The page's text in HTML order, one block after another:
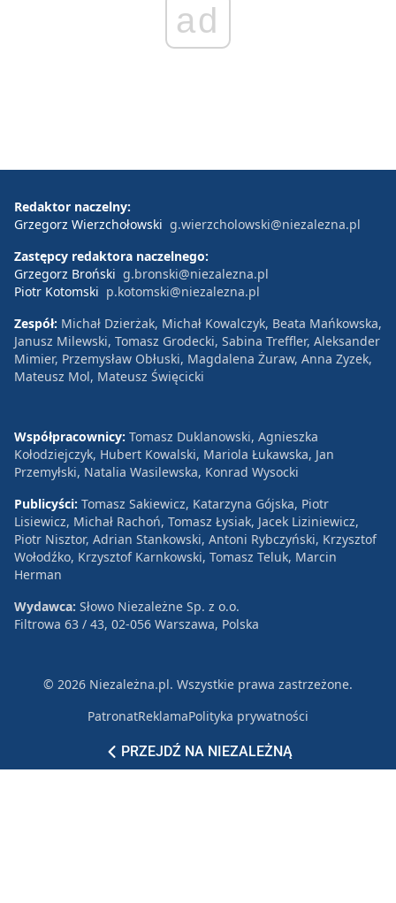
ad
PRZEJDŹ NA NIEZALEŻNĄ
Redaktor naczelny:
Grzegorz Wierzchołowski g.wierzcholowski@niezalezna.pl
Zastępcy redaktora naczelnego:
Grzegorz Broński g.bronski@niezalezna.pl
Piotr Kotomski p.kotomski@niezalezna.pl
Zespół: Michał Dzierżak, Michał Kowalczyk, Beata Mańkowska,
Janusz Milewski, Tomasz Grodecki, Sabina Treffler, Aleksander
Mimier, Przemysław Obłuski, Magdalena Żuraw, Anna Zyzek,
Mateusz Mol, Mateusz Święcicki
Współpracownicy: Tomasz Duklanowski, Agnieszka
Kołodziejczyk, Hubert Kowalski, Mariola Łukawska, Jan
Przemyłski, Natalia Wasilewska, Konrad Wysocki
Publicyści: Tomasz Sakiewicz, Katarzyna Gójska, Piotr
Lisiewicz, Michał Rachoń, Tomasz Łysiak, Jacek Liziniewicz,
Piotr Nisztor, Adrian Stankowski, Antoni Rybczyński, Krzysztof
Wołodźko, Krzysztof Karnkowski, Tomasz Teluk, Marcin
Herman
Wydawca: Słowo Niezależne Sp. z o.o.
Filtrowa 63 / 43, 02-056 Warszawa, Polska
© 2026 Niezależna.pl. Wszystkie prawa zastrzeżone.
PatronatReklamaPolityka prywatności